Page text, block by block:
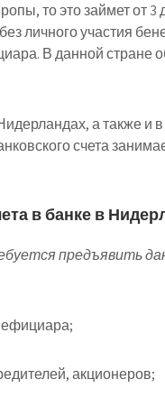
то это займет от 3
личного участия
В данной стране
а также и в
счета
в банке в
предъявить
акционеров;